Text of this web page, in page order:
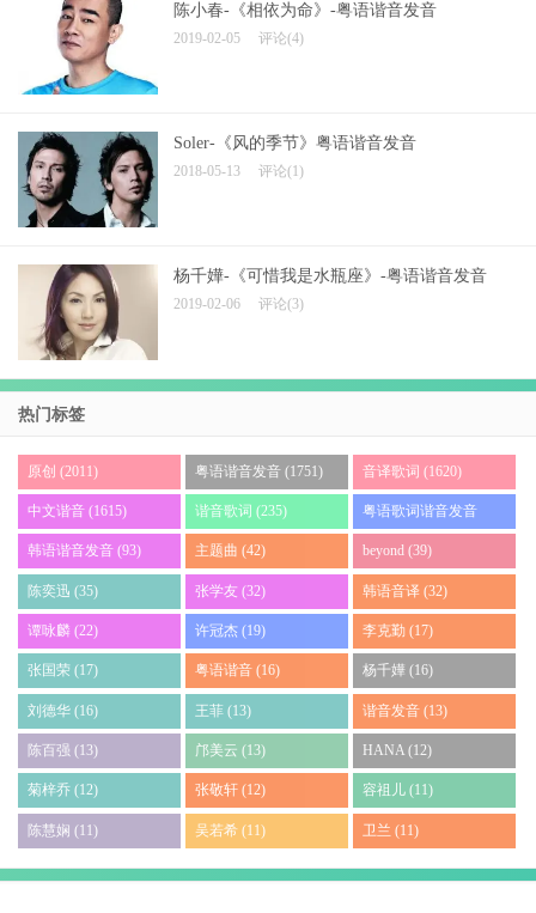
陈小春-《相依为命》-粤语谐音发音
2019-02-05 评论(4)
Soler-《风的季节》粤语谐音发音
2018-05-13 评论(1)
杨千嬅-《可惜我是水瓶座》-粤语谐音发音
2019-02-06 评论(3)
热门标签
原创 (2011) 粤语谐音发音 (1751) 音译歌词 (1620)
中文谐音 (1615) 谐音歌词 (235) 粤语歌词谐音发音
(140)
韩语谐音发音 (93) 主题曲 (42) beyond (39)
陈奕迅 (35) 张学友 (32) 韩语音译 (32)
谭咏麟 (22) 许冠杰 (19) 李克勤 (17)
张国荣 (17) 粤语谐音 (16) 杨千嬅 (16)
刘德华 (16) 王菲 (13) 谐音发音 (13)
陈百强 (13) 邝美云 (13) HANA (12)
菊梓乔 (12) 张敬轩 (12) 容祖儿 (11)
陈慧娴 (11) 吴若希 (11) 卫兰 (11)